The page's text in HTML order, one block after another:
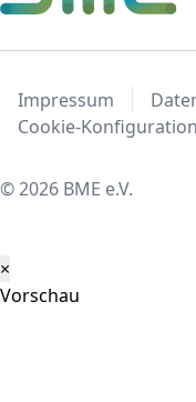
Impressum
Cookie-Konfiguration
© 2026 BME e.V.
×
Vorschau